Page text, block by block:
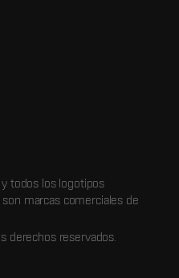
todos los logotipos
marcas comerciales de
derechos reservados.